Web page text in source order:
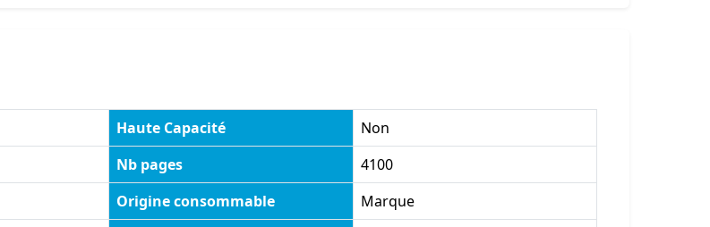
Haute Capacité
Non
Nb pages
4100
Origine consommable
Marque